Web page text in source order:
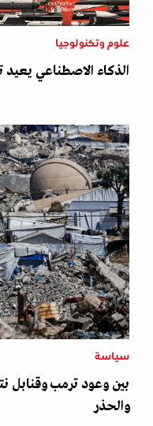
علوم وتكنولوجيا
الذكاء الاصطناعي
سياسة
بين وعود ترمب وقنابل
والحذر